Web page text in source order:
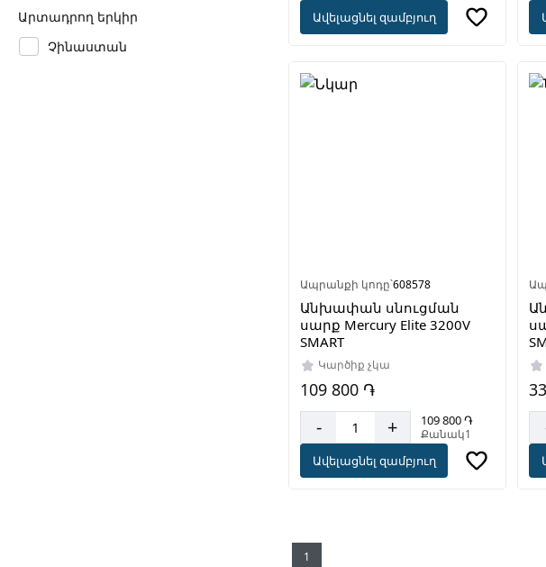
Արտադրող երկիր
Չինաստան
Ավելացնել զամբյուղ
Ապրանքի կոդը՝608578
Անխափան սնուցման
սարք Mercury Elite 3200V
SMART
Կարծիք չկա
109 800 ֏
- + 109 800 ֏
Քանակ1
Ավելացնել զամբյուղ
1